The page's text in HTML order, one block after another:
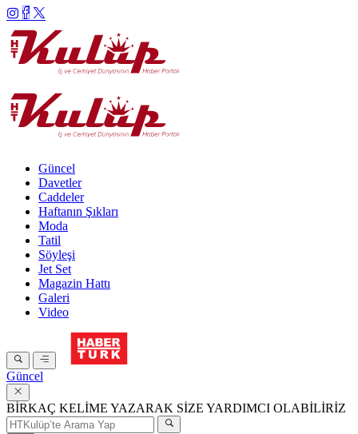
Güncel
Davetler
Caddeler
Haftanın Şıkları
Moda
Tatil
Söyleşi
Jet Set
Magazin Hattı
Galeri
Video
Güncel
BİRKAÇ KELİME YAZARAK SİZE YARDIMCI OLABİLİRİZ